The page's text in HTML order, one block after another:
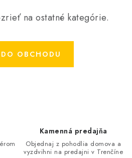
na ostatné kategórie.
OBCHODU
Kamenná predajňa
Objednaj z pohodlia domova a
vyzdvihni na predajni v Trenčíne